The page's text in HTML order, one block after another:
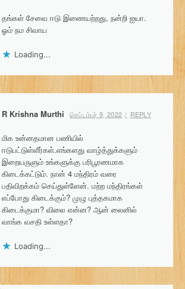
தங்கள் சேவை ஈடு இணையற்றது, நன்றி ஐயா.
ஓம் நம சிவாய
Loading...
R Krishna Murthi செப்டம்பர் 9, 2022 REPLY
மிக உன்னதமான பணியில்
ஈடுபட்டுள்ளீர்கள்.எங்களது வாழ்த்துக்களும்
இறையருளும் உங்களுக்கு பரிபூரணமாக
கிடைக்கட்டும். நான் 4 மந்திரம் வரை
பதிவிறக்கம் செய்துள்ளேன். மற்ற மந்திரங்கள்
எப்போது கிடைக்கும்? முழு புத்தகமாக
கிடைக்குமா? விலை என்ன? ஆன் லைனில்
வாங்க வசதி உள்ளதா?
Loading...